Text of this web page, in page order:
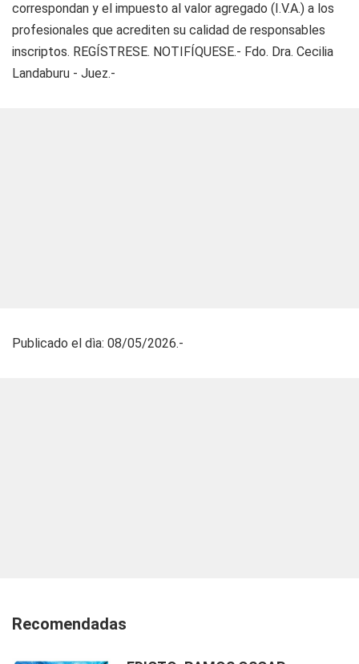
correspondan y el impuesto al valor agregado (I.V.A.) a los
profesionales que acrediten su calidad de responsables
inscriptos. REGÍSTRESE. NOTIFÍQUESE.- Fdo. Dra. Cecilia
Landaburu - Juez.-
Publicado el dìa: 08/05/2026.-
Recomendadas